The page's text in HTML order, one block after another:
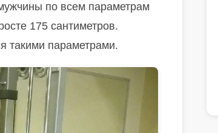
по всем параметрам
175 сантиметров.
такими параметрами.